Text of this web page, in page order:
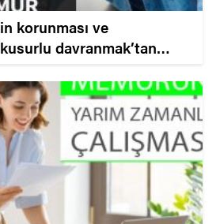
korunması ve
davranmak’tan